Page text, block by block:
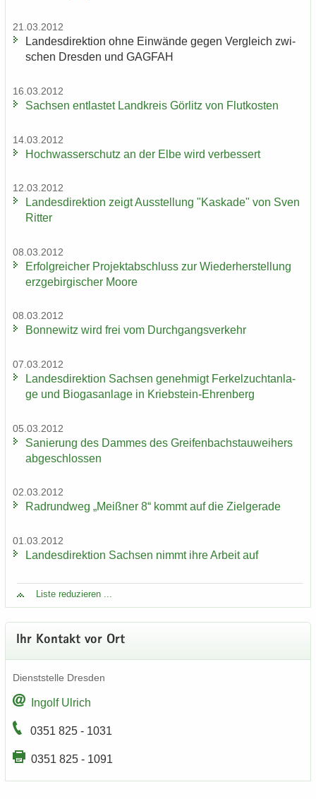
21.03.2012
Lan­des­di­rek­ti­on ohne Ein­wän­de gegen Ver­gleich zwi­
schen Dres­den und GAG­FAH
16.03.2012
Sach­sen ent­las­tet Land­kreis Gör­litz von Flut­kos­ten
14.03.2012
Hoch­was­ser­schutz an der Elbe wird ver­bes­sert
12.03.2012
Lan­des­di­rek­ti­on zeigt Aus­stel­lung "Kas­ka­de" von Sven
Rit­ter
08.03.2012
Er­folg­rei­cher Pro­jekt­ab­schluss zur Wie­der­her­stel­lung
erz­ge­bir­gi­scher Moore
08.03.2012
Bon­ne­witz wird frei vom Durch­gangs­ver­kehr
07.03.2012
Lan­des­di­rek­ti­on Sach­sen ge­neh­migt Fer­kel­zucht­an­la­
ge und Bio­gas­an­la­ge in Kriebstein-​Ehrenberg
05.03.2012
Sa­nie­rung des Dam­mes des Grei­fen­bach­stau­wei­hers
ab­ge­schlos­sen
02.03.2012
Rad­rund­weg „Meiß­ner 8“ kommt auf die Ziel­ge­ra­de
01.03.2012
Lan­des­di­rek­ti­on Sach­sen nimmt ihre Ar­beit auf
Liste re­du­zie­ren ...
Ihr Kon­takt vor Ort
Dienst­stel­le Dres­den
In­golf Ul­rich
0351 825 - 1031
0351 825 - 1091